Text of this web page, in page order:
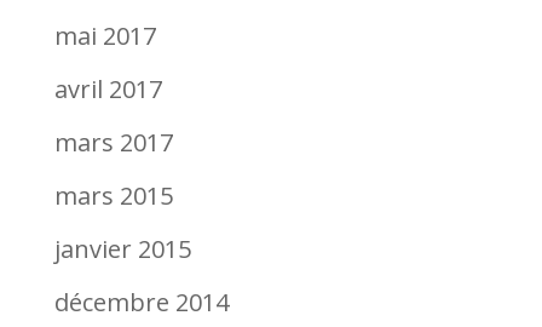
mai 2017
avril 2017
mars 2017
mars 2015
janvier 2015
décembre 2014